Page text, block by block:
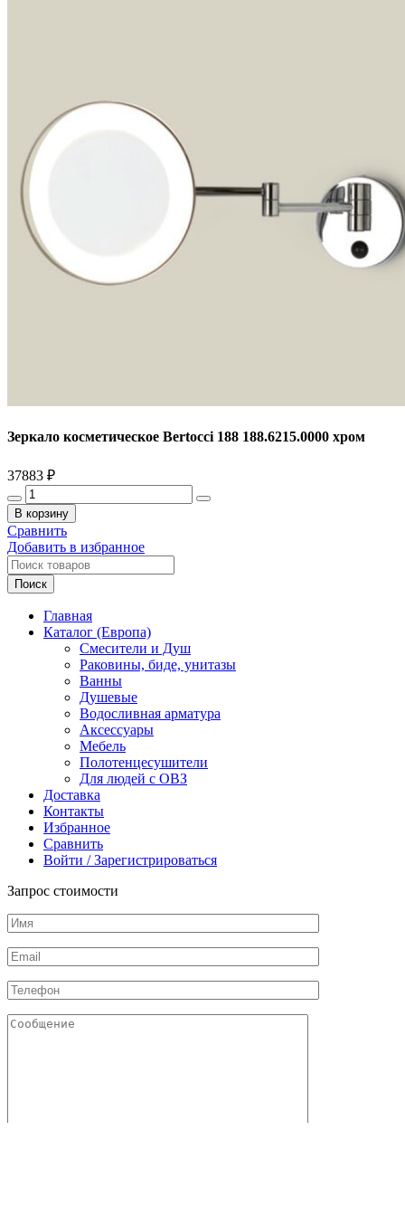
Зеркало косметическое Bertocci 188 188.6215.0000 хром
37883 ₽
Количество
товара
Зеркало
косметическое
Bertocci
188
188.6215.0000
В корзину
Сравнить
Добавить в избранное
Поиск
Главная
Каталог (Европа)
Смесители и Душ
Раковины, биде, унитазы
Ванны
Душевые
Водосливная арматура
Аксессуары
Мебель
Полотенцесушители
Для людей с ОВЗ
Доставка
Контакты
Избранное
Сравнить
Войти / Зарегистрироваться
Запрос стоимости